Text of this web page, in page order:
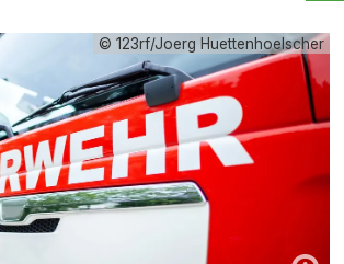
© 123rf/Joerg Huettenhoelscher